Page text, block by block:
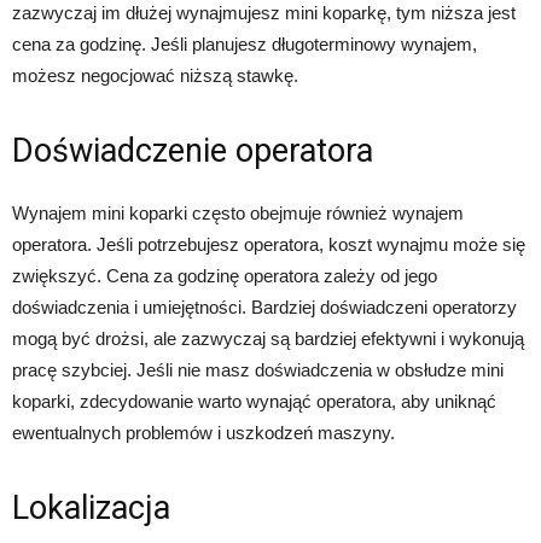
zazwyczaj im dłużej wynajmujesz mini koparkę, tym niższa jest
cena za godzinę. Jeśli planujesz długoterminowy wynajem,
możesz negocjować niższą stawkę.
Doświadczenie operatora
Wynajem mini koparki często obejmuje również wynajem
operatora. Jeśli potrzebujesz operatora, koszt wynajmu może się
zwiększyć. Cena za godzinę operatora zależy od jego
doświadczenia i umiejętności. Bardziej doświadczeni operatorzy
mogą być drożsi, ale zazwyczaj są bardziej efektywni i wykonują
pracę szybciej. Jeśli nie masz doświadczenia w obsłudze mini
koparki, zdecydowanie warto wynająć operatora, aby uniknąć
ewentualnych problemów i uszkodzeń maszyny.
Lokalizacja